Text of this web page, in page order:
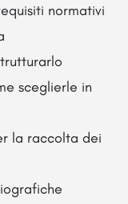
normativi
sceglierle in
la raccolta dei